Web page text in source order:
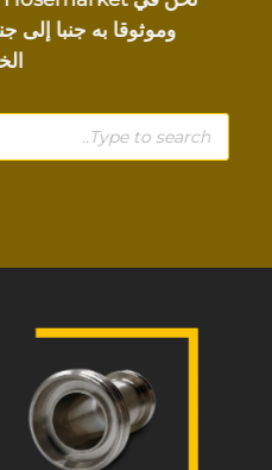
وموثوقا به جنبا إلى
Products
search